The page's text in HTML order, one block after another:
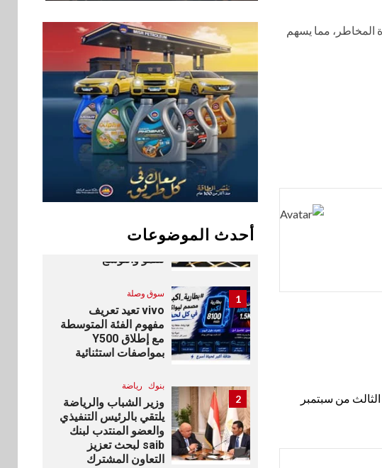
المخاطر، مما يسهم
الثالث من سبتمبر
أحدث الموضوعات
ندوة إلكترونية لدعم
الصادرات وتحقيق
مستهدفات رؤية مصر
2030
9 بنوك
بنك مصر يشارك في
فعالية اليوم العالمي
للشباب ويقدم العديد
من العروض المجانية
10 بنوك
جاهزية المشروعات
الصغيرة والمتوسطة
للنمو والتوسع
1 سوق وصلة
vivo تعيد تعريف
مفهوم الفئة المتوسطة
مع إطلاق Y500
بمواصفات استثنائية
2
بنوك رياضة
وزير الشباب والرياضة
يلتقي بالرئيس التنفيذي
والعضو المنتدب لبنك
saib لبحث تعزيز
التعاون المشترك